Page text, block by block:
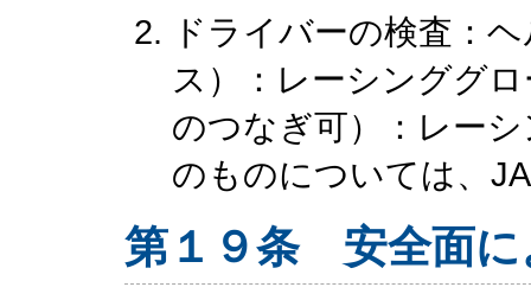
ドライバーの検査：
ス）：レーシンググ
のつなぎ可）：レー
のものについては、
第１９条 安全面に